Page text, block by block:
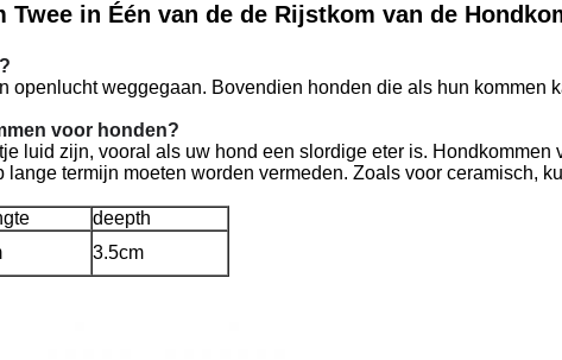
Twee in Één van de de Rijstkom van de
weggegaan. Bovendien honden die als hun kommen
voor honden?
luid zijn, vooral als uw hond een slordige eter is.
termijn moeten worden vermeden. Zoals voor ceramisch,
deepth
3.5cm